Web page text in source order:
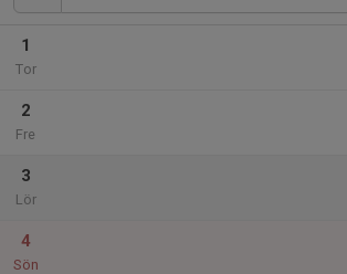
1
Tor
2
Fre
3
Lör
4
Sön